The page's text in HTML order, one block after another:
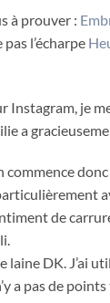
à prouver :
l’écharpe
Instagram, je
a
de
DK. J’ai
a pas de